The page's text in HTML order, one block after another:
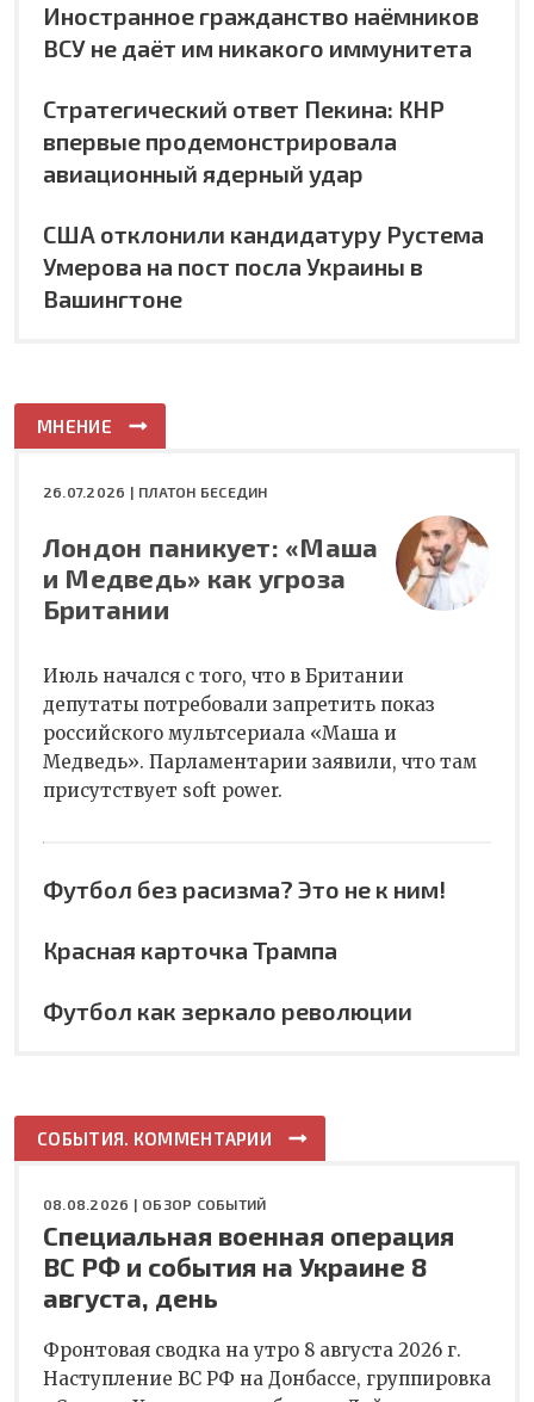
Иностранное гражданство наёмников
ВСУ не даёт им никакого иммунитета
Стратегический ответ Пекина: КНР
впервые продемонстрировала
авиационный ядерный удар
США отклонили кандидатуру Рустема
Умерова на пост посла Украины в
Вашингтоне
МНЕНИЕ
26.07.2026 | ПЛАТОН БЕСЕДИН
Лондон паникует: «Маша
и Медведь» как угроза
Британии
Июль начался с того, что в Британии
депутаты потребовали запретить показ
российского мультсериала «Маша и
Медведь». Парламентарии заявили, что там
присутствует soft power.
Футбол без расизма? Это не к ним!
Красная карточка Трампа
Футбол как зеркало революции
СОБЫТИЯ. КОММЕНТАРИИ
08.08.2026 | ОБЗОР СОБЫТИЙ
Специальная военная операция
ВС РФ и события на Украине 8
августа, день
Фронтовая сводка на утро 8 августа 2026 г.
Наступление ВС РФ на Донбассе, группировка